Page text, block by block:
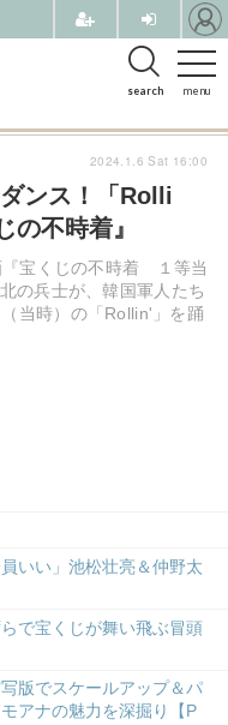
menu
search
ンス！「Rolli
不時着』
『宝くじの不時着 １等当
の兵士が、韓国軍人たち
当時）の「Rollin'」を踊
いい」池松壮亮＆仲野太
で宝くじが舞い飛ぶ冒頭
版でスケールアップ＆パ
アナの魅力を深掘り【P
2024.1.6 Sat 16:00